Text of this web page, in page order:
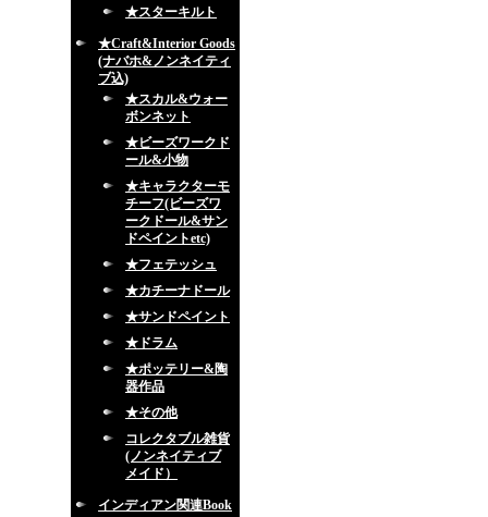
★スターキルト
★Craft&Interior Goods
(ナバホ&ノンネイティ
ブ込)
★スカル&ウォー
ボンネット
★ビーズワークド
ール&小物
★キャラクターモ
チーフ(ビーズワ
ークドール&サン
ドペイントetc)
★フェテッシュ
★カチーナドール
★サンドペイント
★ドラム
★ポッテリー&陶
器作品
★その他
コレクタブル雑貨
(ノンネイティブ
メイド）
インディアン関連Book